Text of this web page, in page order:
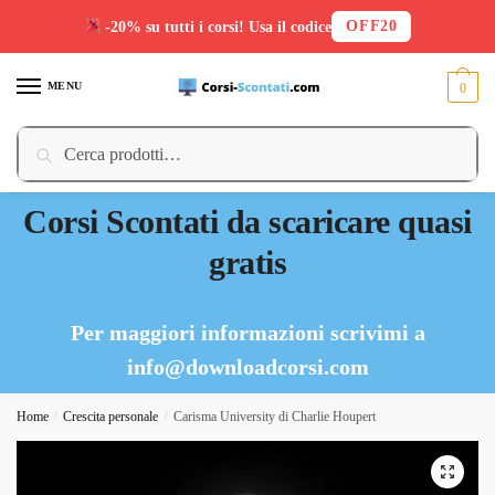
MENU
Cerca:
Cerca
0
Corsi Scontati da scaricare quasi
gratis
Per maggiori informazioni scrivimi a
info@downloadcorsi.com
Home / Crescita personale / Carisma University di Charlie Houpert
-20% su tutti i corsi! Usa il codice OFF20